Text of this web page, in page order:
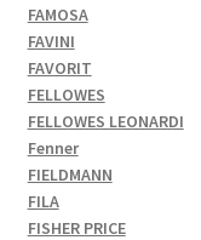
FAMOSA
FAVINI
FAVORIT
FELLOWES
FELLOWES LEONARDI
Fenner
FIELDMANN
FILA
FISHER PRICE